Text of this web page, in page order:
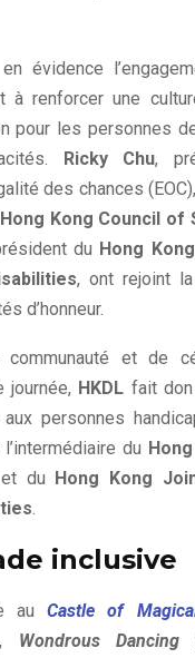
évidence
à renforcer une
pour les personnes
Ricky Chu,
des chances (EOC),
Hong Kong Council of
du Hong
, ont rejoint
d’honneur.
et de
journée, HKDL fait
personnes
du
et du Hong Kong
inclusive
au Castle of
Wondrous